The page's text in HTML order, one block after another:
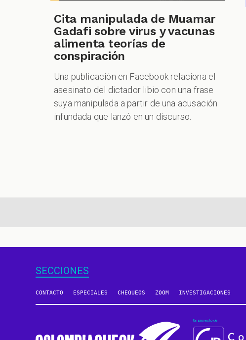
Cita manipulada de Muamar
Gadafi sobre virus y vacunas
alimenta teorías de
conspiración
Una publicación en Facebook relaciona el
asesinato del dictador libio con una frase
suya manipulada a partir de una acusación
infundada que lanzó en un discurso.
SECCIONES
CONTACTO ESPECIALES CHEQUEOS ZOOM INVESTIGACIONES
Un proyecto de